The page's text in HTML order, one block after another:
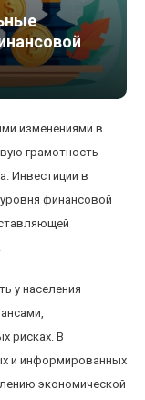
изменениями в
грамотность
Инвестиции в
финансовой
у населения
рисках. В
и информированных
экономической